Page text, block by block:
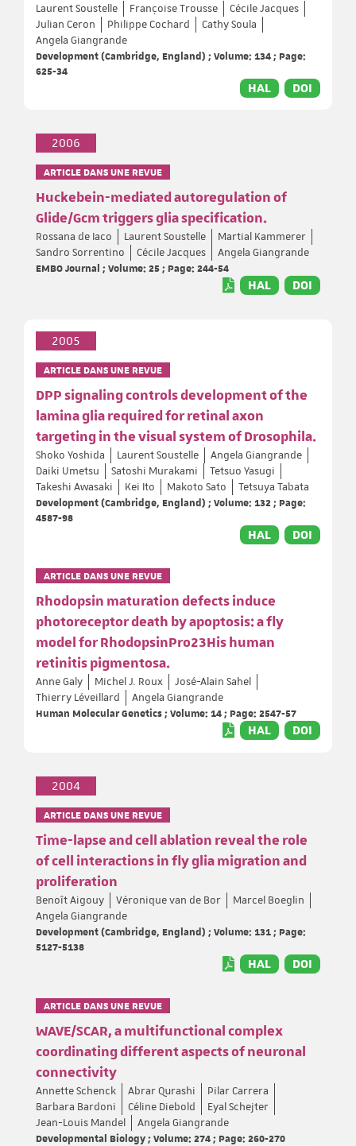
Laurent Soustelle Françoise Trousse
Cécile Jacques
Julian Ceron
Philippe Cochard
Cathy Soula
Angela Giangrande
Development (Cambridge, England) ; Volume: 134 ; Page:
625-34
HAL DOI
2006
ARTICLE DANS UNE REVUE
Huckebein-mediated autoregulation of
Glide/Gcm triggers glia specification.
Rossana de Iaco Laurent Soustelle
Martial Kammerer
Sandro Sorrentino
Cécile Jacques
Angela Giangrande
EMBO Journal ; Volume: 25 ; Page: 244-54
HAL DOI
2005
ARTICLE DANS UNE REVUE
DPP signaling controls development of the
lamina glia required for retinal axon
targeting in the visual system of Drosophila.
Shoko Yoshida Laurent Soustelle
Angela Giangrande
Daiki Umetsu
Satoshi Murakami
Tetsuo Yasugi
Takeshi Awasaki
Kei Ito Makoto Sato
Tetsuya Tabata
Development (Cambridge, England) ; Volume: 132 ; Page:
4587-98
HAL DOI
ARTICLE DANS UNE REVUE
Rhodopsin maturation defects induce
photoreceptor death by apoptosis: a fly
model for RhodopsinPro23His human
retinitis pigmentosa.
Anne Galy Michel J. Roux
José-Alain Sahel
Thierry Léveillard
Angela Giangrande
Human Molecular Genetics ; Volume: 14 ; Page: 2547-57
HAL DOI
2004
ARTICLE DANS UNE REVUE
Time-lapse and cell ablation reveal the role
of cell interactions in fly glia migration and
proliferation
Benoît Aigouy Véronique van de Bor
Marcel Boeglin
Angela Giangrande
Development (Cambridge, England) ; Volume: 131 ; Page:
5127-5138
HAL DOI
ARTICLE DANS UNE REVUE
WAVE/SCAR, a multifunctional complex
coordinating different aspects of neuronal
connectivity
Annette Schenck Abrar Qurashi
Pilar Carrera
Barbara Bardoni
Céline Diebold
Eyal Schejter
Jean-Louis Mandel
Angela Giangrande
Developmental Biology ; Volume: 274 ; Page: 260-270